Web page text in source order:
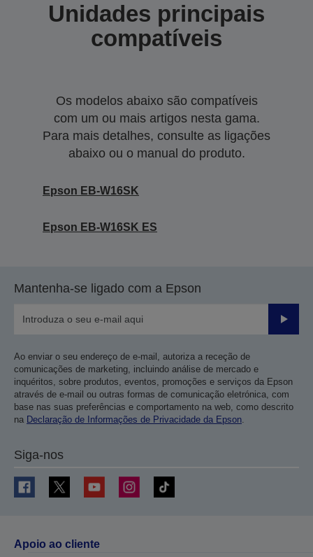
Unidades principais
compatíveis
Os modelos abaixo são compatíveis
com um ou mais artigos nesta gama.
Para mais detalhes, consulte as ligações
abaixo ou o manual do produto.
Epson EB-W16SK
Epson EB-W16SK ES
Mantenha-se ligado com a Epson
Enviar
Ao enviar o seu endereço de e-mail, autoriza a receção de
comunicações de marketing, incluindo análise de mercado e
inquéritos, sobre produtos, eventos, promoções e serviços da Epson
através de e-mail ou outras formas de comunicação eletrónica, com
base nas suas preferências e comportamento na web, como descrito
na Declaração de Informações de Privacidade da Epson.
Siga-nos
Apoio ao cliente